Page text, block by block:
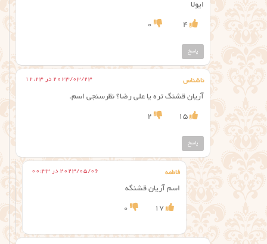
ایولا
4
0
پاسخ
ناشناس 2023/03/23 در 12:23
آریان قشنگ تره یا علی رضا؟ نظرسنجی اسم.
15
2
پاسخ
فاطمه 2023/05/06 در 00:33
اسم آریان قشنگه
17
0